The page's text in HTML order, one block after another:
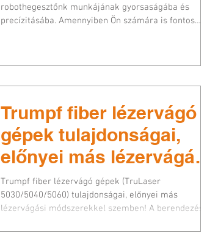
robothegesztőnk munkájának gyorsaságába és
precízitásába. Amennyiben Ön számára is fontos
Trumpf fiber lézervágó
gépek tulajdonságai,
előnyei más lézervágási
módszerekkel szemben!
Trumpf fiber lézervágó gépek (TruLaser
5030/5040/5060) tulajdonságai, előnyei más
lézervágási módszerekkel szemben! A berendezés...